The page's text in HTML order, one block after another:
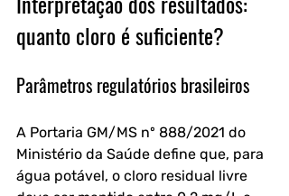
quanto cloro é suficiente?
Parâmetros regulatórios brasileiros
A Portaria GM/MS nº 888/2021 do
Ministério da Saúde define que, para
água potável, o cloro residual livre